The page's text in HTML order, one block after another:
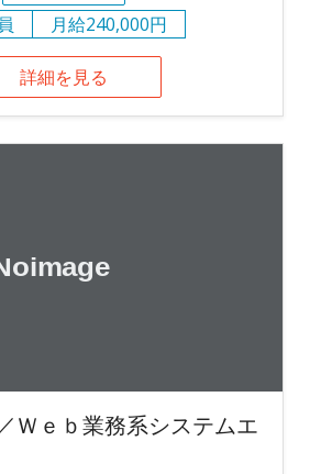
月給240,000円
詳細を見る
Ｗｅｂ業務系システムエ